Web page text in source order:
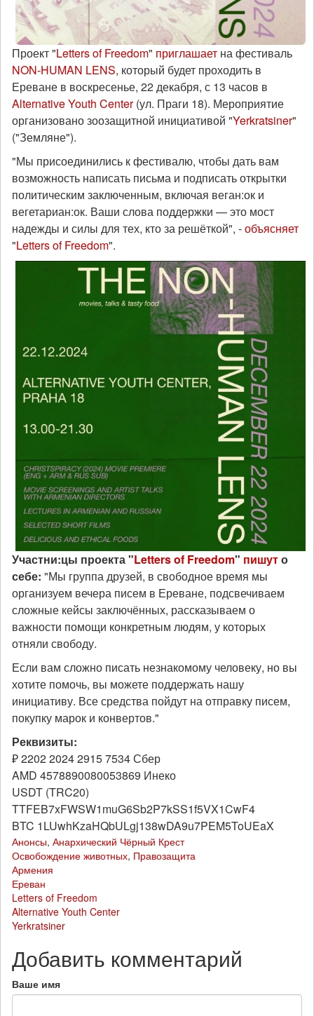
Проект "Letters of Freedom" приглашает на фестиваль
NON-HUMAN LENS, который будет проходить в
Ереване в воскресенье, 22 декабря, с 13 часов в
Alternative Youth Center(ул. Праги 18). Мероприятие
организовано зоозащитной инициативой "Yerkratsiner"
("Земляне").
"Мы присоединились к фестивалю, чтобы дать вам
возможность написать письма и подписать открытки
политическим заключенным, включая веган:ок и
вегетариан:ок. Ваши слова поддержки — это мост
надежды и силы для тех, кто за решёткой", -объясняет
"Letters of Freedom".
Участни:цы проекта "Letters of Freedom" пишуто
себе: "Мы группа друзей, в свободное время мы
организуем вечера писем в Ереване, подсвечиваем
сложные кейсы заключённых, рассказываем о
важности помощи конкретным людям, у которых
отняли свободу.
Если вам сложно писать незнакомому человеку, но вы
хотите помочь, вы можете поддержать нашу
инициативу. Все средства пойдут на отправку писем,
покупку марок и конвертов."
Реквизиты:
₽ 2202 2024 2915 7534 Сбер
AMD 4578890080053869 Инеко
USDT (TRC20)
TTFEB7xFWSW1muG6Sb2P7kSS1f5VX1CwF4
BTC 1LUwhKzaHQbULgj138wDA9u7PEM5ToUEaX
Анонсы, Анархический Чёрный Крест
Освобождение животных, Правозащита
Армения
Ереван
Letters of Freedom
Alternative Youth Center
Yerkratsiner
Добавить комментарий
Ваше имя